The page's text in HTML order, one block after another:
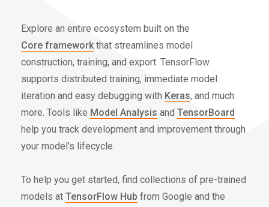
Explore an entire ecosystem built on the
Core framework that streamlines model
construction, training, and export. TensorFlow
supports distributed training, immediate model
iteration and easy debugging with Keras, and much
more. Tools like Model Analysis and TensorBoard
help you track development and improvement through
your model’s lifecycle.
To help you get started, find collections of pre-trained
models at TensorFlow Hub from Google and the